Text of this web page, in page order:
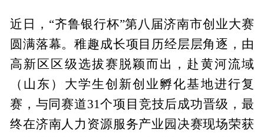
近日，“齐鲁银行杯”第八届济南市创业大赛
圆满落幕。稚趣成长项目历经层层角逐，由
高新区区级选拔赛脱颖而出，赴黄河流域
（山东）大学生创新创业孵化基地进行复
赛，与同赛道31个项目竞技后成功晋级，最
终在济南人力资源服务产业园决赛现场荣获